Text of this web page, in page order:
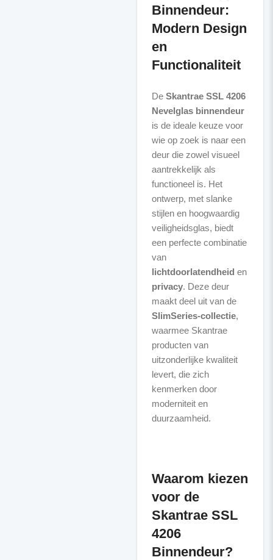
Binnendeur:
Modern Design
en
Functionaliteit
De Skantrae SSL 4206
Nevelglas binnendeur
is de ideale keuze voor
wie op zoek is naar een
deur die zowel visueel
aantrekkelijk als
functioneel is. Het
ontwerp, met slanke
stijlen en hoogwaardig
veiligheidsglas, biedt
een perfecte combinatie
van
lichtdoorlatendheid en
privacy. Deze deur
maakt deel uit van de
SlimSeries-collectie,
waarmee Skantrae
producten van
uitzonderlijke kwaliteit
levert, die zich
kenmerken door
moderniteit en
duurzaamheid.
Waarom kiezen
voor de
Skantrae SSL
4206
Binnendeur?